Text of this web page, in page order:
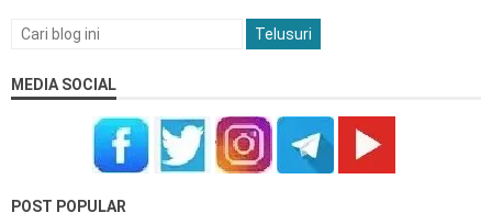
MEDIA SOCIAL
POST POPULAR